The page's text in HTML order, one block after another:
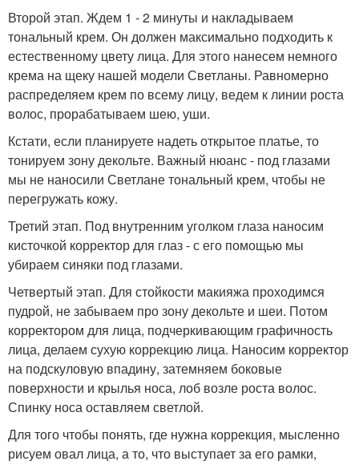
Второй этап. Ждем 1 - 2 минуты и накладываем
тональный крем. Он должен максимально подходить к
естественному цвету лица. Для этого нанесем немного
крема на щеку нашей модели Светланы. Равномерно
распределяем крем по всему лицу, ведем к линии роста
волос, прорабатываем шею, уши.
Кстати, если планируете надеть открытое платье, то
тонируем зону декольте. Важный нюанс - под глазами
мы не наносили Светлане тональный крем, чтобы не
перегружать кожу.
Третий этап. Под внутренним уголком глаза наносим
кисточкой корректор для глаз - с его помощью мы
убираем синяки под глазами.
Четвертый этап. Для стойкости макияжа проходимся
пудрой, не забываем про зону декольте и шеи. Потом
корректором для лица, подчеркивающим графичность
лица, делаем сухую коррекцию лица. Наносим корректор
на подскуловую впадину, затемняем боковые
поверхности и крылья носа, лоб возле роста волос.
Спинку носа оставляем светлой.
Для того чтобы понять, где нужна коррекция, мысленно
рисуем овал лица, а то, что выступает за его рамки,